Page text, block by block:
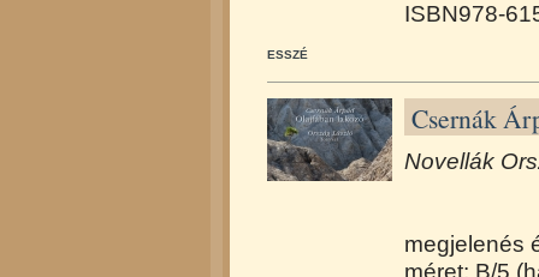
ISBN978-
ESSZÉ
Csernák
Novellák
megjelenés
méret: B/5